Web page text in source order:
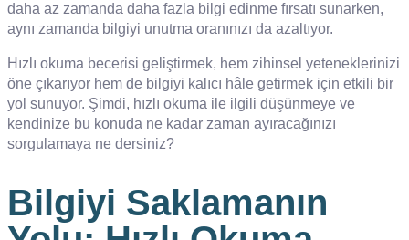
daha az zamanda daha fazla bilgi edinme fırsatı sunarken,
aynı zamanda bilgiyi unutma oranınızı da azaltıyor.
Hızlı okuma becerisi geliştirmek, hem zihinsel yeteneklerinizi
öne çıkarıyor hem de bilgiyi kalıcı hâle getirmek için etkili bir
yol sunuyor. Şimdi, hızlı okuma ile ilgili düşünmeye ve
kendinize bu konuda ne kadar zaman ayıracağınızı
sorgulamaya ne dersiniz?
Bilgiyi Saklamanın